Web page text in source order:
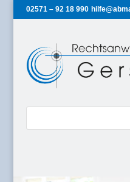
02571 – 92 18 990